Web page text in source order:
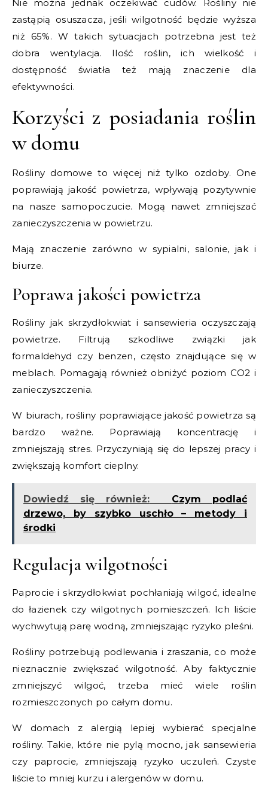
Nie można jednak oczekiwać cudów. Rośliny nie
zastąpią osuszacza, jeśli wilgotność będzie wyższa
niż 65%. W takich sytuacjach potrzebna jest też
dobra wentylacja. Ilość roślin, ich wielkość i
dostępność światła też mają znaczenie dla
efektywności.
Korzyści z posiadania roślin
w domu
Rośliny domowe to więcej niż tylko ozdoby. One
poprawiają jakość powietrza, wpływają pozytywnie
na nasze samopoczucie. Mogą nawet zmniejszać
zanieczyszczenia w powietrzu.
Mają znaczenie zarówno w sypialni, salonie, jak i
biurze.
Poprawa jakości powietrza
Rośliny jak skrzydłokwiat i sansewieria oczyszczają
powietrze. Filtrują szkodliwe związki jak
formaldehyd czy benzen, często znajdujące się w
meblach. Pomagają również obniżyć poziom CO2 i
zanieczyszczenia.
W biurach, rośliny poprawiające jakość powietrza są
bardzo ważne. Poprawiają koncentrację i
zmniejszają stres. Przyczyniają się do lepszej pracy i
zwiększają komfort cieplny.
Dowiedź się również:
Czym podlać
drzewo, by szybko uschło – metody i
środki
Regulacja wilgotności
Paprocie i skrzydłokwiat pochłaniają wilgoć, idealne
do łazienek czy wilgotnych pomieszczeń. Ich liście
wychwytują parę wodną, zmniejszając ryzyko pleśni.
Rośliny potrzebują podlewania i zraszania, co może
nieznacznie zwiększać wilgotność. Aby faktycznie
zmniejszyć wilgoć, trzeba mieć wiele roślin
rozmieszczonych po całym domu.
W domach z alergią lepiej wybierać specjalne
rośliny. Takie, które nie pylą mocno, jak sansewieria
czy paprocie, zmniejszają ryzyko uczuleń. Czyste
liście to mniej kurzu i alergenów w domu.